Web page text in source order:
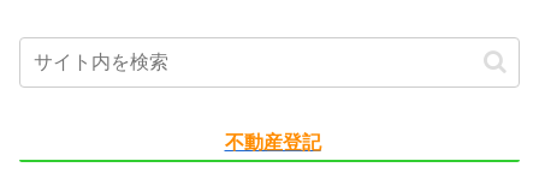
不動産登記